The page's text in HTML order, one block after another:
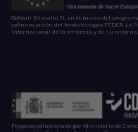
GoKoan Educatio SL en el marco del
cofinanciación del fondo europeo FEDER.
internacional de la empresa y de su entorno.
Proyecto cofinanciado por Ministerio de